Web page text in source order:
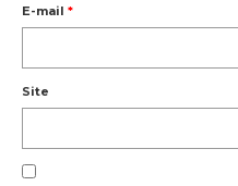
E-mail *
Site